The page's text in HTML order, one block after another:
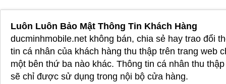
Luôn Luôn Bảo Mật Thông Tin Khách Hàng
ducminhmobile.net không bán, chia sẻ hay trao đổi
tin cá nhân của khách hàng thu thập trên trang web
một bên thứ ba nào khác. Thông tin cá nhân thu
sẽ chỉ được sử dụng trong nội bộ cửa hàng.